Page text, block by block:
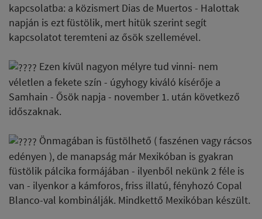
kapcsolatba: a közismert Dias de Muertos - Halottak
napján is ezt füstölik, mert hitük szerint segít
kapcsolatot teremteni az ősök szellemével.
Ezen kívül nagyon mélyre tud vinni- nem
véletlen a fekete szín - úgyhogy kiváló kísérője a
Samhain - Ősök napja - november 1. után következő
időszaknak.
Önmagában is füstölhető ( faszénen vagy rácsos
edényen ), de manapság már Mexikóban is gyakran
füstölik pálcika formájában - ilyenből nekünk 2 féle is
van - ilyenkor a kámforos, friss illatú, fényhozó Copal
Blanco-val kombinálják. Mindkettő Mexikóban készült.